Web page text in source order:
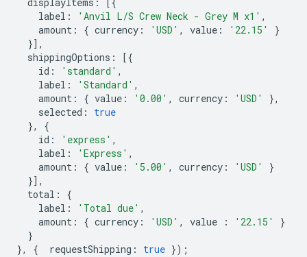
label : 'Anvil L/S Crew Neck - Grey M x1' ,
amount : { currency : 'USD' , value : '22.15'
}
}],
shippingOptions :
[{
id : 'standard' ,
label : 'Standard' ,
amount : { value : '0.00' , currency : 'USD'
},
selected :
true
},
{
id : 'express' ,
label : 'Express' ,
amount : { value : '5.00' , currency : 'USD'
}
}],
total :
{
label : 'Total due' ,
amount : { currency : 'USD' , value : '22.15'
}
}
},
{ requestShipping : true });